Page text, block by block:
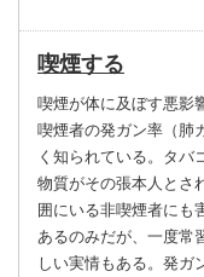
喫煙する
喫煙が体に及ぼす悪影
喫煙者の発ガン率（肺
く知られている。タバ
物質がその張本人とさ
囲にいる非喫煙者にも
あるのみだが、一度常
しい実情もある。発ガ